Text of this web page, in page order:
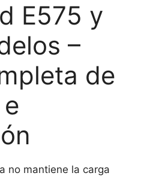
E575 y
–
de
no mantiene la carga